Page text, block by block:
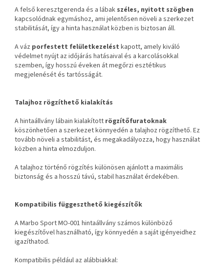
A felső keresztgerenda és a lábak széles, nyitott szögben
kapcsolódnak egymáshoz, ami jelentősen növeli a szerkezet
stabilitását, így a hinta használat közben is biztosan áll.
A váz porfestett felületkezelést kapott, amely kiváló
védelmet nyújt az időjárás hatásaival és a karcolásokkal
szemben, így hosszú éveken át megőrzi esztétikus
megjelenését és tartósságát.
Talajhoz rögzíthető kialakítás
A hintaállvány lábain kialakított rögzítőfuratoknak
köszönhetően a szerkezet könnyedén a talajhoz rögzíthető. Ez
tovább növeli a stabilitást, és megakadályozza, hogy használat
közben a hinta elmozduljon.
A talajhoz történő rögzítés különösen ajánlott a maximális
biztonság és a hosszú távú, stabil használat érdekében.
Kompatibilis függeszthető kiegészítők
A Marbo Sport MO-001 hintaállvány számos különböző
kiegészítővel használható, így könnyedén a saját igényeidhez
igazíthatod.
Kompatibilis például az alábbiakkal: